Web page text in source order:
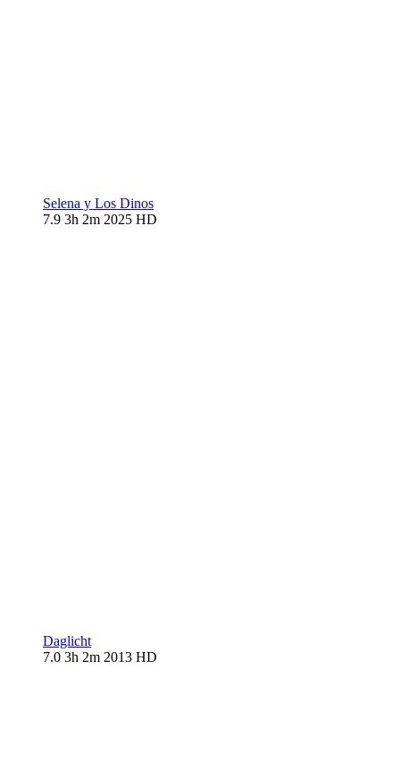
Selena y Los Dinos
7.9 3h 2m 2025 HD
Daglicht
7.0 3h 2m 2013 HD